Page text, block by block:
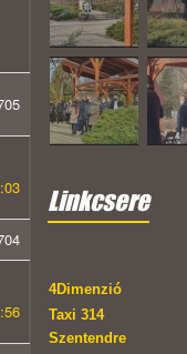
Linkcsere
4Dimenzió
Taxi 314
Szentendre